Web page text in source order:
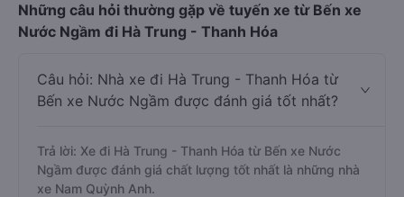
Những câu hỏi thường gặp về tuyến xe từ Bến xe
Nước Ngầm đi Hà Trung - Thanh Hóa
Câu hỏi: Nhà xe đi Hà Trung - Thanh Hóa từ
Bến xe Nước Ngầm được đánh giá tốt nhất?
Trả lời: Xe đi Hà Trung - Thanh Hóa từ Bến xe Nước
Ngầm được đánh giá chất lượng tốt nhất là những nhà
xe Nam Quỳnh Anh.